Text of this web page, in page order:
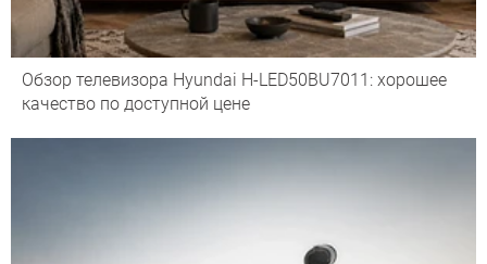
Обзор телевизора Hyundai H-LED50BU7011: хорошее
качество по доступной цене